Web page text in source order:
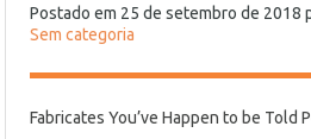
Postado em 25 de setembro de 2018
Sem categoria
Fabricates You’ve Happen to be Told